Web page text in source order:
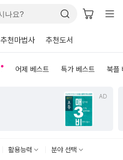
추천마법사 추천도서
어제 베스트 특가 베스트 북플
AD
활용능력 분야 선택